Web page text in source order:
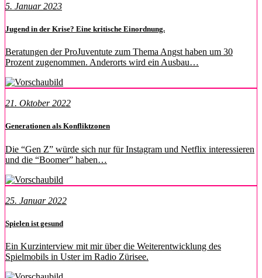
5. Januar 2023
Jugend in der Krise? Eine kritische Einordnung.
Beratungen der ProJuventute zum Thema Angst haben um 30
Prozent zugenommen. Anderorts wird ein Ausbau…
21. Oktober 2022
Generationen als Konfliktzonen
Die “Gen Z” würde sich nur für Instagram und Netflix interessieren
und die “Boomer” haben…
25. Januar 2022
Spielen ist gesund
Ein Kurzinterview mit mir über die Weiterentwicklung des
Spielmobils in Uster im Radio Zürisee.